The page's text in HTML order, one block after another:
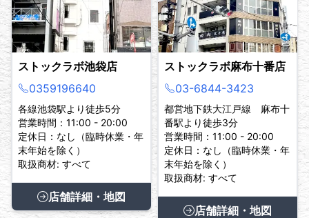
ストックラボ池袋店
0359196640
各線池袋駅より徒歩5分
営業時間：11:00 - 20:00
定休日：なし（臨時休業・年
末年始を除く）
取扱商材: すべて
店舗詳細・地図
ストックラボ麻布十番店
03-6844-3423
都営地下鉄大江戸線 麻布十
番駅より徒歩3分
営業時間：11:00 - 20:00
定休日：なし（臨時休業・年
末年始を除く）
取扱商材: すべて
店舗詳細・地図